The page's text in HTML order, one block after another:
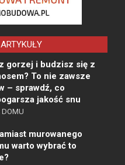
gorzej i budzisz się z
To nie zawsze
– sprawdź, co
jakość snu
DOMU
murowanego
warto wybrać to